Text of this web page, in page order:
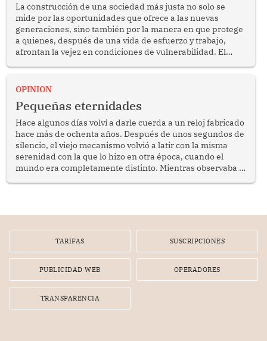
La construcción de una sociedad más justa no solo se
mide por las oportunidades que ofrece a las nuevas
generaciones, sino también por la manera en que protege
a quienes, después de una vida de esfuerzo y trabajo,
afrontan la vejez en condiciones de vulnerabilidad. El
bimestrales el subsidio que reciben los beneficiarios del
reflexionar sobre la importancia de fortalecer las políticas
públicas dirigidas a los adultos mayores en pobreza.
OPINION
Pequeñas eternidades
Hace algunos días volví a darle cuerda a un reloj fabricado
hace más de ochenta años. Después de unos segundos de
silencio, el viejo mecanismo volvió a latir con la misma
serenidad con la que lo hizo en otra época, cuando el
mundo era completamente distinto. Mientras observaba el
TARIFAS SUSCRIPCIONES
PUBLICIDAD WEB OPERADORES
TRANSPARENCIA